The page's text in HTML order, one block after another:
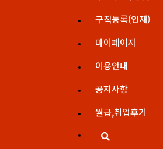
구직등록(인재)
마이페이지
이용안내
공지사항
월급,취업후기